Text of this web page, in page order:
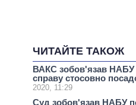
ЧИТАЙТЕ ТАКОЖ
ВАКС зобов'язав
справу стосовно
2020, 11:29
Суд зобов'язав НАБУ